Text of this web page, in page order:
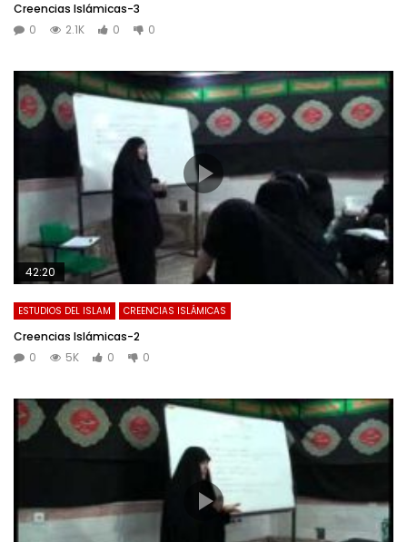
Creencias Islámicas-3
0
2.1K 0 0
42:20
ESTUDIOS DEL ISLAM CREENCIAS ISLÁMICAS
Creencias Islámicas-2
0
5K 0 0